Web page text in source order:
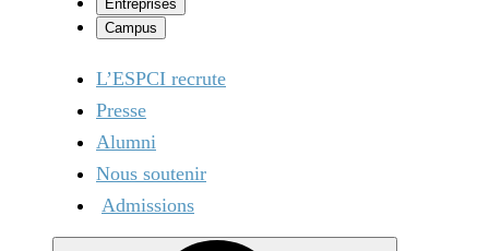
Entreprises
Campus
L’ESPCI recrute
Presse
Alumni
Nous soutenir
Admissions